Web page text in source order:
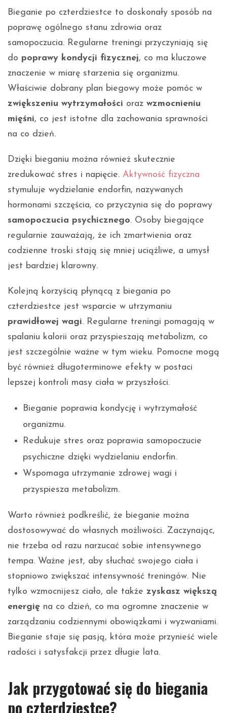
Bieganie po czterdziestce to doskonały sposób na
poprawę ogólnego stanu zdrowia oraz
samopoczucia. Regularne treningi przyczyniają się
do poprawy kondycji fizycznej, co ma kluczowe
znaczenie w miarę starzenia się organizmu.
Właściwie dobrany plan biegowy może pomóc w
zwiększeniu wytrzymałości oraz wzmocnieniu
mięśni, co jest istotne dla zachowania sprawności
na co dzień.
Dzięki bieganiu można również skutecznie
zredukować stres i napięcie. Aktywność fizyczna
stymuluje wydzielanie endorfin, nazywanych
hormonami szczęścia, co przyczynia się do poprawy
samopoczucia psychicznego. Osoby biegające
regularnie zauważają, że ich zmartwienia oraz
codzienne troski stają się mniej uciążliwe, a umysł
jest bardziej klarowny.
Kolejną korzyścią płynącą z biegania po
czterdziestce jest wsparcie w utrzymaniu
prawidłowej wagi. Regularne treningi pomagają w
spalaniu kalorii oraz przyspieszają metabolizm, co
jest szczególnie ważne w tym wieku. Pomocne mogą
być również długoterminowe efekty w postaci
lepszej kontroli masy ciała w przyszłości.
Bieganie poprawia kondycję i wytrzymałość
organizmu.
Redukuje stres oraz poprawia samopoczucie
psychiczne dzięki wydzielaniu endorfin.
Wspomaga utrzymanie zdrowej wagi i
przyspiesza metabolizm.
Warto również podkreślić, że bieganie można
dostosowywać do własnych możliwości. Zaczynając,
nie trzeba od razu narzucać sobie intensywnego
tempa. Ważne jest, aby słuchać swojego ciała i
stopniowo zwiększać intensywność treningów. Nie
tylko wzmocnijesz ciało, ale także zyskasz większą
energię na co dzień, co ma ogromne znaczenie w
zarządzaniu codziennymi obowiązkami i wyzwaniami.
Bieganie staje się pasją, która może przynieść wiele
radości i satysfakcji przez długie lata.
Jak przygotować się do biegania
po czterdziestce?